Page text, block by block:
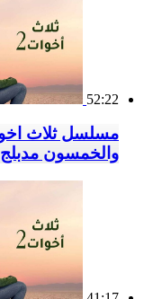
52:22
والخمسون مدبلج